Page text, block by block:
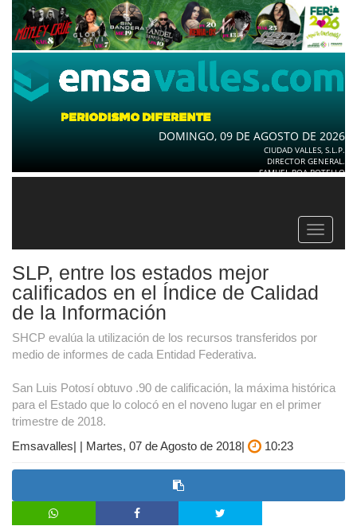
DOMINGO, 09 DE AGOSTO DE 2026
CIUDAD VALLES, S.L.P.
DIRECTOR GENERAL.
SAMUEL ROA BOTELLO
Toggle
SLP, entre los estados mejor
calificados en el Índice de Calidad
de la Información
SHCP evalúa la utilización de los recursos transferidos por
medio de informes de cada Entidad Federativa.
San Luis Potosí obtuvo .90 de calificación, la máxima histórica
para el Estado que lo colocó en el noveno lugar en el primer
trimestre de 2018.
Emsavalles| | Martes, 07 de Agosto de 2018|
10:23